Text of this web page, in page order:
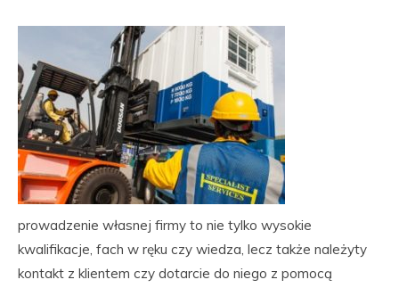
prowadzenie własnej firmy to nie tylko wysokie
kwalifikacje, fach w ręku czy wiedza, lecz także należyty
kontakt z klientem czy dotarcie do niego z pomocą